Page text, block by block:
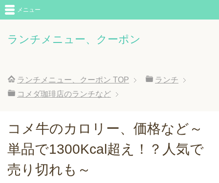
ランチメニュー、クーポン
メニュー
ランチメニュー、クーポン TOP
ランチ
コメダ珈琲店のランチなど
コメ牛のカロリー、価格など～
単品で1300Kcal超え！？人気で
売り切れも～